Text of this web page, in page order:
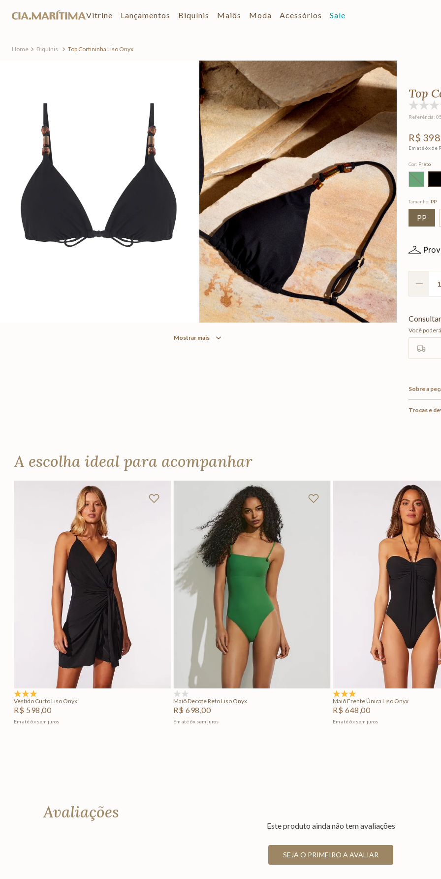
Vitrine Lançamentos Biquínis Maiôs Moda Acessórios Sale
Biquínis Top Cortininha Liso Onyx
Mostrar mais
Top
Referência:
R$ 398
Em até6x de
Cor: Preto
Tamanho: PP
PP
Sobre a
Trocas e
A escolha ideal para acompanhar
M G GG
Adicionar na sacola
Vestido Curto Liso Onyx
R$ 598,00
Em até6x sem juros
GG
Adicionar na sacola
Maiô Decote Reto Liso Onyx
R$ 698,00
Em até6x sem juros
Adicionar na sacola
Maiô Frente Única Liso Onyx
R$ 648,00
Em até6x sem juros
Avaliações
Este produto ainda não tem avaliações
SEJA O PRIMEIRO A AVALIAR